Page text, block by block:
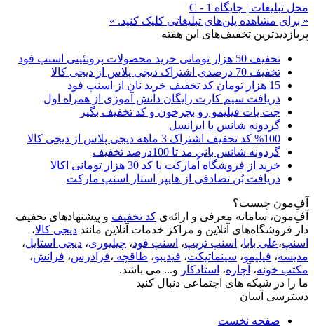
محل تبلیغات | جایگاه C - 1
« برای مشاهده پلن‌های تبلیغاتی کلیک کنید. »
پربازدیدترین تخفیف‌های این هفته
تخفیف 50 هزار تومانی خرید محصولات پروتئینی اسنپ فود
تخفیف 70 درصدی اشتراک دیجی پلاس از دیجی کالا
15 هزار تومان کد تخفیف خرید نان از اسنپ فود
دریافت سیم کارت رایگان دانش آموزی از همراه اول
جت پات فیلیمو رو بچرخون و کد تخفیف بگیر
گردونه شانس با ایرانسل
%100 کد تخفیف اشتراک 3 ماهه دیجی پلاس از دیجی کالا
گردونه شانس بانی مد تا 100درصد تخفیف
خرید از فروشگاه اُمارکت با کد 30 هزار تومانی اکالا
دریافت بُن تصادفی از هایپر استار اسنپ مارکت
آفِ‌مون چیست؟
آفِ‌مون، سامانه معرفی و ارائه‌ی کد تخفیف و پیشنهادهای تخفیف
دار فروشگاه‌های آنلاین و مراکز خدمات آنلاین مانند دیجی کالا،
اسنپ،علی بابا، اسنپ تریپ، اسنپ فود، چیلیوری، دیجی استایل،
مدیسه، فیلیمو، سینماتیکت، فیدیبو، طاقچه ،فرادرس، فرانش،
مکتب خونه، آچاره، استادکار و... می باشد.
ما را در شبکه های اجتماعی دنبال کنید
دسترسی آسان
صفحه نخست